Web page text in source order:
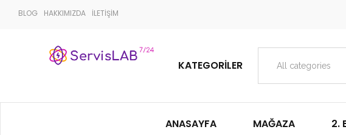
BLOG HAKKIMIZDA İLETİŞİM
KATEGORILER All categories
ANASAYFA MAĞAZA 2.